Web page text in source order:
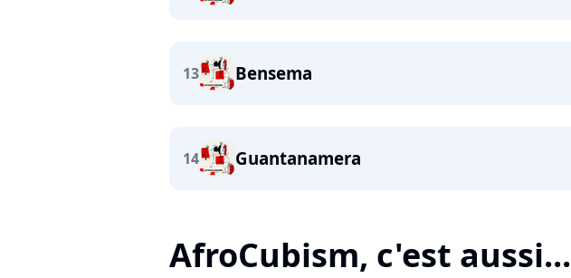
13 Bensema
14 Guantanamera
AfroCubism, c'est aussi...